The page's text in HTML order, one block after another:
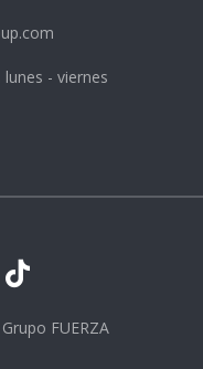
- viernes
Grupo FUERZA